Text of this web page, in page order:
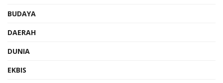
BUDAYA
DAERAH
DUNIA
EKBIS